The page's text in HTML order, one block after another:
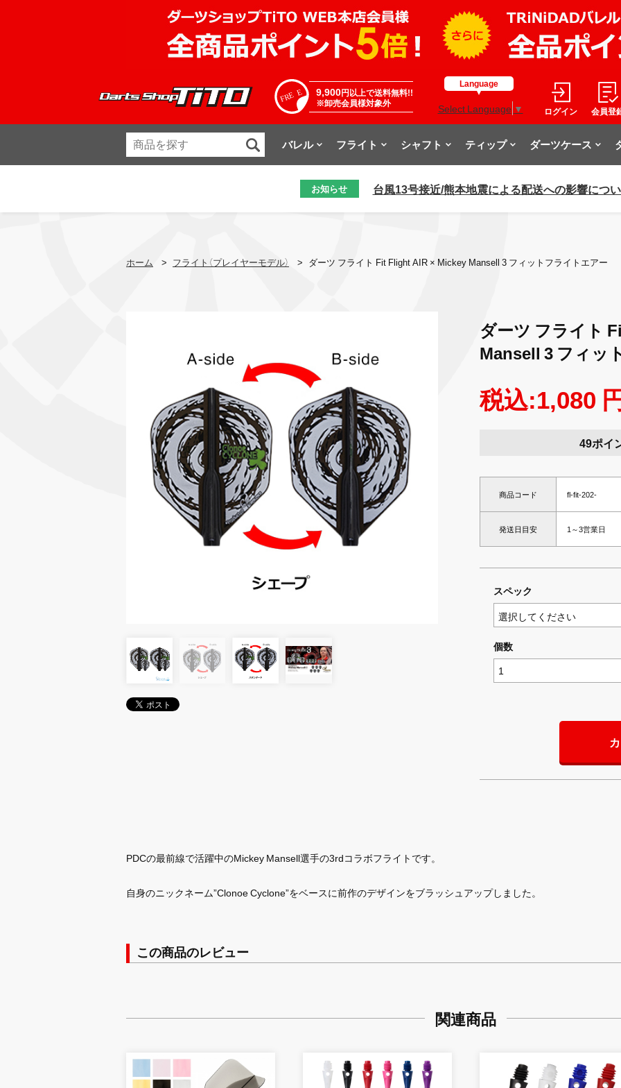
9,900円以上で送料無料!!
※卸売会員様対象外
Language
Select Language ▼ ログイン 会員登
バレル フライト シャフト ティップ ダーツケース
お知らせ 台風13号接近/熊本地震による配送への影響につ
ホーム > フライト（プレイヤーモデル） > ダーツ フライト Fit Flight AIR × Mickey Mansell 3 フィットフライトエアー
ダーツ フライト
Mansell 3 フィッ
税込:1,080
49ポイ
商品コード fl-fit-202-
発送日目安 1～3営業日
スペック
個数
PDCの最前線で活躍中のMickey Mansell選手の3rdコラボフライトです。
自身のニックネーム”Clonoe Cyclone”をベースに前作のデザインをブラッシュアップしました。
この商品のレビュー
関連商品